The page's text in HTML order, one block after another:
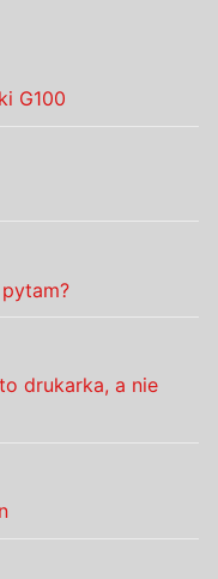
G100
drukarka, a nie